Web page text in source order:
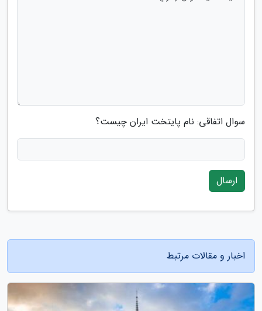
سوال اتفاقی: نام پایتخت ایران چیست؟
ارسال
اخبار و مقالات مرتبط